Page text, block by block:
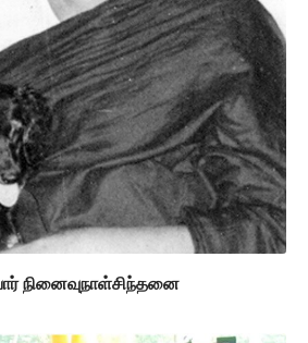
நினைவுநாள்சிந்தனை